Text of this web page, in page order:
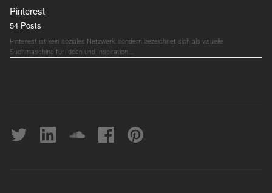
Pinterest
54 Posts
Pinterest ist kein soziales Netzwerk, sondern bezeichnet sich als visuelle
Suchmaschine für Ideen und Inspiration.…
Twitter linkedin soundcloudFacebookpinterest